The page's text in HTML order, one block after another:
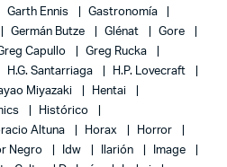
Garth Ennis
Gastronomía
Germán Butze Glénat
Gore
Capullo
Greg Rucka
H.G. Santarriaga
H.P. Lovecraft
Miyazaki
Hentai
Histórico
Altuna Horax
Horror
Negro Idw Ilarión
Image